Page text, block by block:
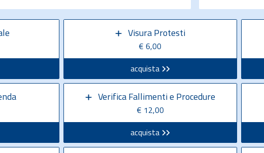
Visura Protesti
€ 6,00
acquista
Verifica Fallimenti e Procedure
€ 12,00
acquista